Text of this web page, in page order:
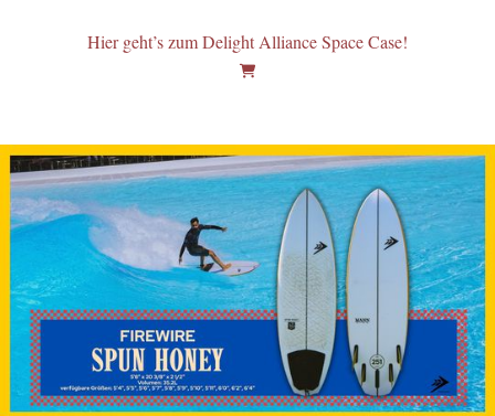
Hier geht’s zum Delight Alliance Space Case!